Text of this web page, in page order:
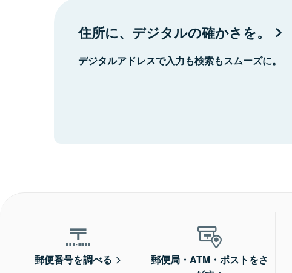
住所に、デジタルの確かさを。
デジタルアドレスで入力も検索もスムーズに。
郵便番号を調べる
郵便局・ATM・ポストをさ